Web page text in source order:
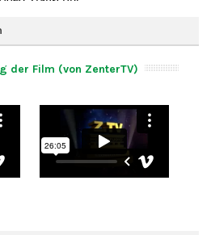
der Film (von ZenterTV)